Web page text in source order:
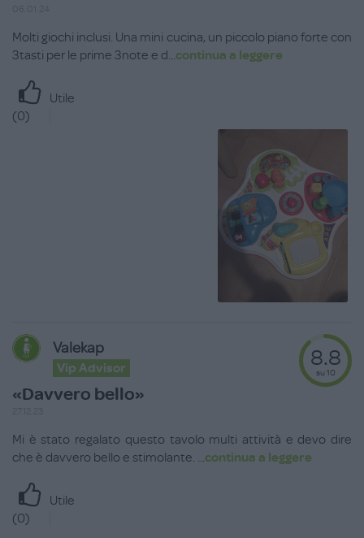
Molti giochi inclusi. Una mini cucina, un piccolo piano forte con
3tasti per le prime 3note e d
continua a leggere
Utile
(0)
Valekap
Vip Advisor
«Davvero bello»
8.8
su 10
Mi è stato regalato questo tavolo multi attività e devo dire
che è davvero bello e stimolante. ...continua a leggere
Utile
(0)